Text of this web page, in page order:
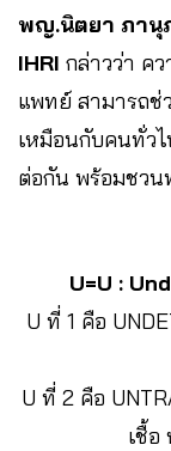
พญ.นิตยา ภานุ
IHRI กล่าวว่า ค
แพทย์ สามารถช่
เหมือนกับคนทั่ว
ต่อกัน พร้อมชวน
U=U :
U ที่ 1 คือ
U ที่ 2 คือ
เชื้อ